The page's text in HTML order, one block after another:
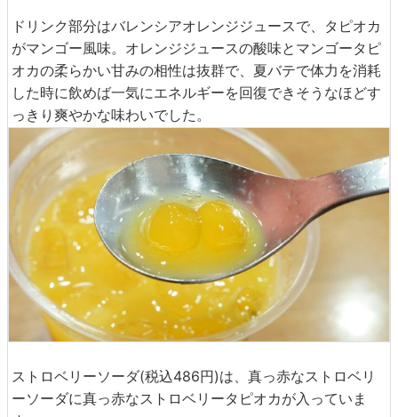
ドリンク部分はバレンシアオレンジジュースで、タピオカ
がマンゴー風味。オレンジジュースの酸味とマンゴータピ
オカの柔らかい甘みの相性は抜群で、夏バテで体力を消耗
した時に飲めば一気にエネルギーを回復できそうなほどす
っきり爽やかな味わいでした。
ストロベリーソーダ(税込486円)は、真っ赤なストロベリ
ーソーダに真っ赤なストロベリータピオカが入っていま